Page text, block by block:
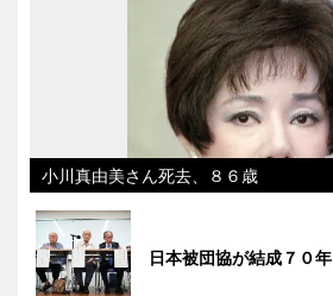
小川真由美さん死去、８６歳
日本被団協が結成７０年